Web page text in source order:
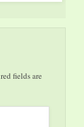
fields are